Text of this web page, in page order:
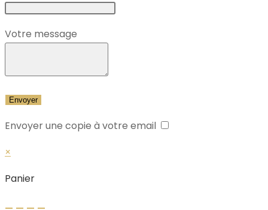
Votre message
Envoyer une copie à votre email
×
Panier